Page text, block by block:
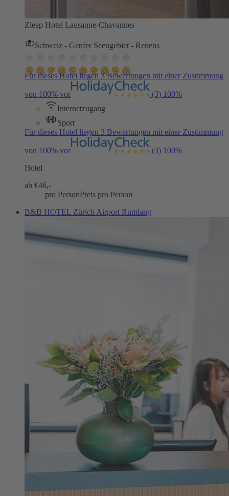
Zleep Hotel Lausanne-Chavannes
Schweiz - Genfer Seengebiet - Renens
Für dieses Hotel liegen 3 Bewertungen mit einer Zustimmung
von 100% vor (3) 100%
Internetzugang
Sport
Für dieses Hotel liegen 3 Bewertungen mit einer Zustimmung
von 100% vor (3) 100%
Hotel
ab €46,-
pro PersonPreis pro Person
B&B HOTEL Zürich Airport Rumlang